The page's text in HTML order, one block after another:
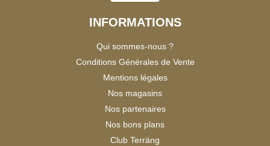
INFORMATIONS
Qui sommes-nous ?
Conditions Générales de Vente
Mentions légales
Nos magasins
Nos partenaires
Nos bons plans
Club Terräng